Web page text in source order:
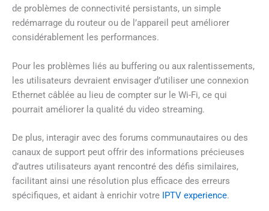
de problèmes de connectivité persistants, un simple
redémarrage du routeur ou de l’appareil peut améliorer
considérablement les performances.
Pour les problèmes liés au buffering ou aux ralentissements,
les utilisateurs devraient envisager d’utiliser une connexion
Ethernet câblée au lieu de compter sur le Wi-Fi, ce qui
pourrait améliorer la qualité du video streaming.
De plus, interagir avec des forums communautaires ou des
canaux de support peut offrir des informations précieuses
d’autres utilisateurs ayant rencontré des défis similaires,
facilitant ainsi une résolution plus efficace des erreurs
spécifiques, et aidant à enrichir votre IPTV experience.